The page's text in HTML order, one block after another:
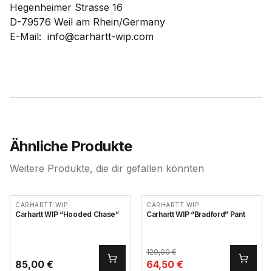
Hegenheimer Strasse 16
D-79576 Weil am Rhein/Germany
E-Mail: info@carhartt-wip.com
Ähnliche Produkte
Weitere Produkte, die dir gefallen könnten
CARHARTT WIP
Carhartt WIP “Hooded Chase”
85,00 €
CARHARTT WIP
Carhartt WIP “Bradford” Pant
129,00€
64,50 €